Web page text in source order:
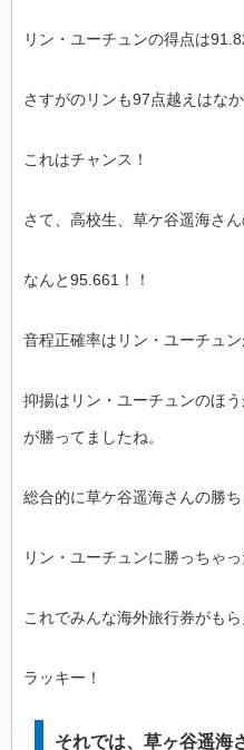
リン・ユーチュンの得点は
さすがのリンも97点越えはなか
これはチャンス！
さて、高校生、草ケ谷遥海さん
なんと95.661！！
音程正確率はリン・ユーチュ
抑揚はリン・ユーチュンのほ
が勝ってましたね。
総合的に草ケ谷遥海さんの勝ち
リン・ユーチュンに勝っちゃっ
これでみんな海外旅行券がもら
ラッキー！
それでは、草ヶ谷遥海